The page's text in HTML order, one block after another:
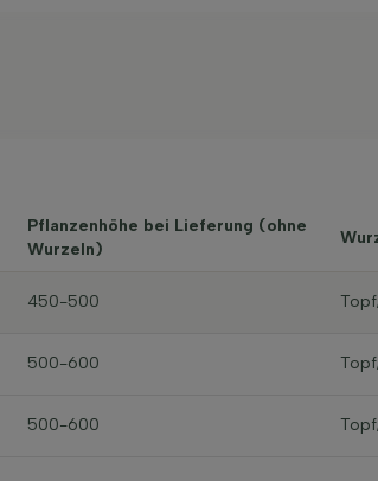
Pflanzenhöhe bei Lieferung (ohne
Wurzeln)
450-500
500-600
500-600